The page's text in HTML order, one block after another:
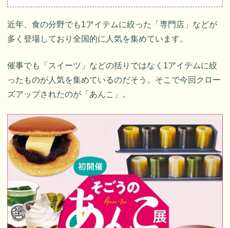
近年、食の分野でも1アイテムに絞った「専門店」などが
多く登場しており全国的に人気を集めています。
催事でも「スイーツ」などの括りではなく1アイテムに絞
ったものが人気を集めているのだそう。そこで今回クロー
ズアップされたのが「あんこ」。